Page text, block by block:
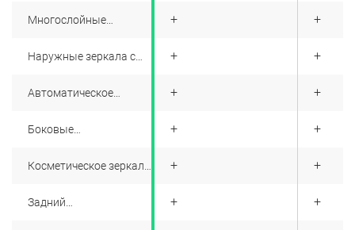
Многослойные
Наружные зеркала с
складыванием,
движении задним
складыванием при
Автоматическое
зеркала заднего вида
Боковые
Косметическое зеркало
Задний
+
+
+
+
+
+
+
+
+
+
+
+
+
+
+
+
+
+